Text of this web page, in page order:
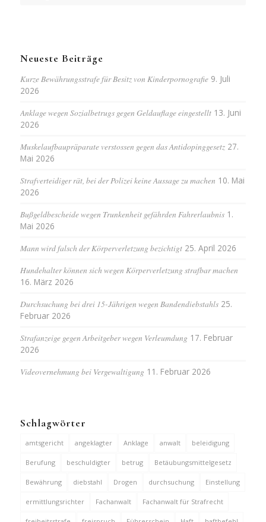
Neueste Beiträge
Kurze Bewährungsstrafe für Besitz von Kinderpornografie 9. Juli
2026
Anklage wegen Sozialbetrugs gegen Geldauflage eingestellt 13. Juni
2026
Muskelaufbaupräparate verstossen gegen das Antidopinggesetz 27.
Mai 2026
Strafverteidiger rät, bei der Polizei keine Aussage zu machen 10. Mai
2026
Bußgeldbescheide wegen Trunkenheit gefährden Fahrerlaubnis 1.
Mai 2026
Mann wird falsch der Körperverletzung bezichtigt 25. April 2026
Hundehalter können sich wegen Körperverletzung strafbar machen
16. März 2026
Durchsuchung bei drei 15-Jährigen wegen Bandendiebstahls 25.
Februar 2026
Strafanzeige gegen Arbeitgeber wegen Verleumdung 17. Februar
2026
Videovernehmung bei Vergewaltigung 11. Februar 2026
Schlagwörter
amtsgericht angeklagter Anklage anwalt beleidigung
Berufung beschuldigter betrug Betäubungsmittelgesetz
Bewährung diebstahl Drogen durchsuchung Einstellung
ermittlungsrichter Fachanwalt Fachanwalt für Strafrecht